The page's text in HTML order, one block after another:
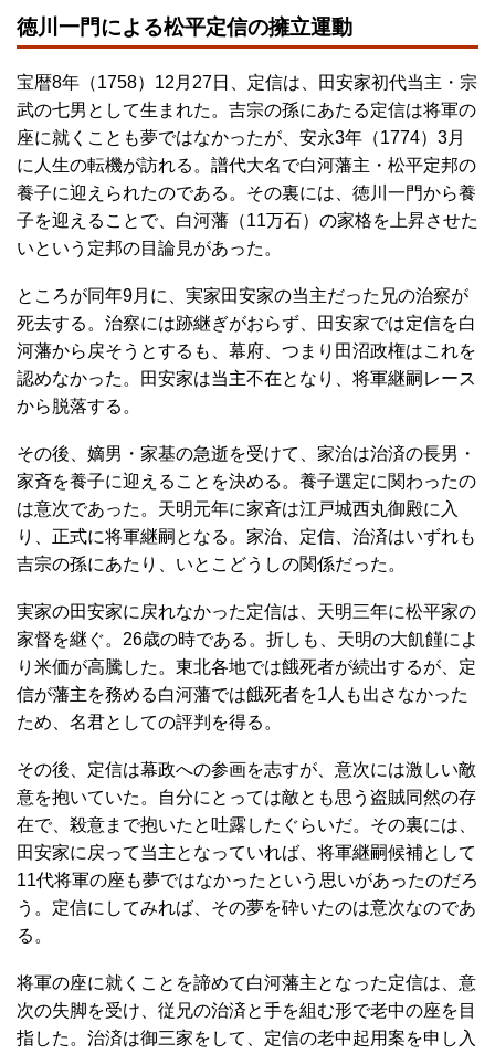
徳川一門による松平定信の擁立運動
宝暦8年（1758）12月27日、定信は、田安家初代当主・宗
武の七男として生まれた。吉宗の孫にあたる定信は将軍の
座に就くことも夢ではなかったが、安永3年（1774）3月
に人生の転機が訪れる。譜代大名で白河藩主・松平定邦の
養子に迎えられたのである。その裏には、徳川一門から養
子を迎えることで、白河藩（11万石）の家格を上昇させた
いという定邦の目論見があった。
ところが同年9月に、実家田安家の当主だった兄の治察が
死去する。治察には跡継ぎがおらず、田安家では定信を白
河藩から戻そうとするも、幕府、つまり田沼政権はこれを
認めなかった。田安家は当主不在となり、将軍継嗣レース
から脱落する。
その後、嫡男・家基の急逝を受けて、家治は治済の長男・
家斉を養子に迎えることを決める。養子選定に関わったの
は意次であった。天明元年に家斉は江戸城西丸御殿に入
り、正式に将軍継嗣となる。家治、定信、治済はいずれも
吉宗の孫にあたり、いとこどうしの関係だった。
実家の田安家に戻れなかった定信は、天明三年に松平家の
家督を継ぐ。26歳の時である。折しも、天明の大飢饉によ
り米価が高騰した。東北各地では餓死者が続出するが、定
信が藩主を務める白河藩では餓死者を1人も出さなかった
ため、名君としての評判を得る。
その後、定信は幕政への参画を志すが、意次には激しい敵
意を抱いていた。自分にとっては敵とも思う盗賊同然の存
在で、殺意まで抱いたと吐露したぐらいだ。その裏には、
田安家に戻って当主となっていれば、将軍継嗣候補として
11代将軍の座も夢ではなかったという思いがあったのだろ
う。定信にしてみれば、その夢を砕いたのは意次なのであ
る。
将軍の座に就くことを諦めて白河藩主となった定信は、意
次の失脚を受け、従兄の治済と手を組む形で老中の座を目
指した。治済は御三家をして、定信の老中起用案を申し入